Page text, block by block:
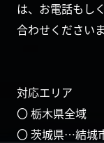
は、お電話もし
合わせくださいま
対応エリア
〇 栃木県全域
〇 茨城県…結城